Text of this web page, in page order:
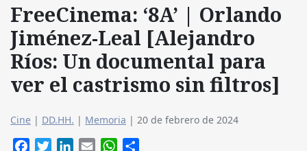
FreeCinema: ‘8A’ | Orlando
Jiménez-Leal [Alejandro
Ríos: Un documental para
ver el castrismo sin filtros]
Cine | DD.HH. | Memoria | 20 de febrero de 2024
FacebookTwitterLinkedIn
Email WhatsApp